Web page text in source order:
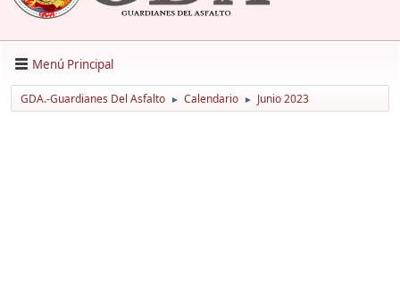
Menú Principal
GDA.-Guardianes Del Asfalto ► Calendario ► Junio 2023